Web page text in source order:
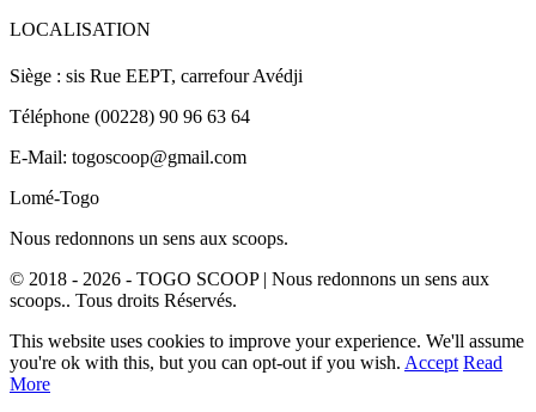
LOCALISATION
Siège : sis Rue EEPT, carrefour Avédji
Téléphone (00228) 90 96 63 64
E-Mail: togoscoop@gmail.com
Lomé-Togo
Nous redonnons un sens aux scoops.
© 2018 - 2026 - TOGO SCOOP | Nous redonnons un sens aux
scoops.. Tous droits Réservés.
This website uses cookies to improve your experience. We'll assume
you're ok with this, but you can opt-out if you wish. Accept Read
More